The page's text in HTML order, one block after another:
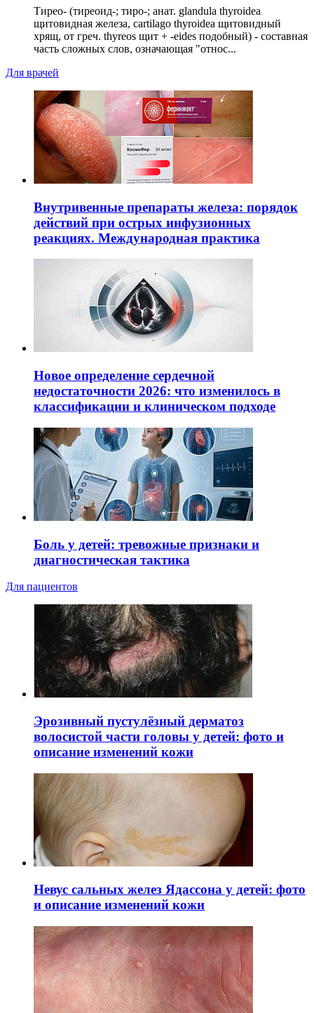
Тирео- (тиреоид-; тиро-; анат. glandula thyroidea
щитовидная железа, cartilago thyroidea щитовидный
хрящ, от греч. thyreos щит + -eides подобный) - составная
часть сложных слов, означающая "относ...
Для врачей
Внутривенные препараты железа: порядок
действий при острых инфузионных
реакциях. Международная практика
Новое определение сердечной
недостаточности 2026: что изменилось в
классификации и клиническом подходе
Боль у детей: тревожные признаки и
диагностическая тактика
Для пациентов
Эрозивный пустулёзный дерматоз
волосистой части головы у детей: фото и
описание изменений кожи
Невус сальных желез Ядассона у детей: фото
и описание изменений кожи